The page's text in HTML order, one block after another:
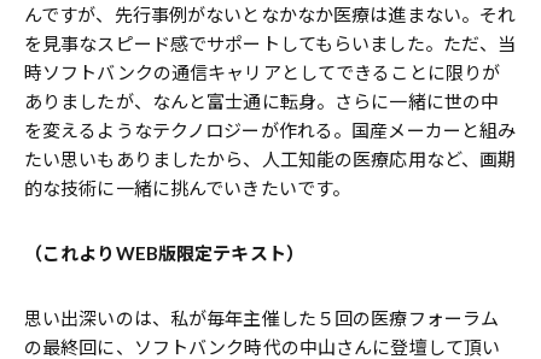
んですが、先行事例がないとなかなか医療は進まない。それ
を見事なスピード感でサポートしてもらいました。ただ、当
時ソフトバンクの通信キャリアとしてできることに限りが
ありましたが、なんと富士通に転身。さらに一緒に世の中
を変えるようなテクノロジーが作れる。国産メーカーと組み
たい思いもありましたから、人工知能の医療応用など、画期
的な技術に一緒に挑んでいきたいです。
（これよりWEB版限定テキスト）
思い出深いのは、私が毎年主催した５回の医療フォーラム
の最終回に、ソフトバンク時代の中山さんに登壇して頂い